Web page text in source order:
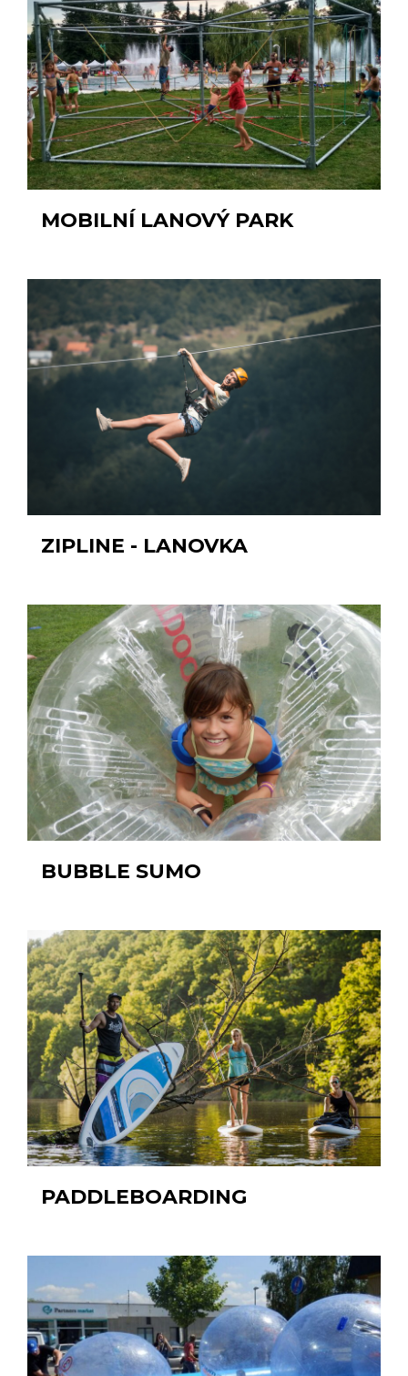
MOBILNÍ LANOVÝ PARK
ZIPLINE - LANOVKA
BUBBLE SUMO
PADDLEBOARDING